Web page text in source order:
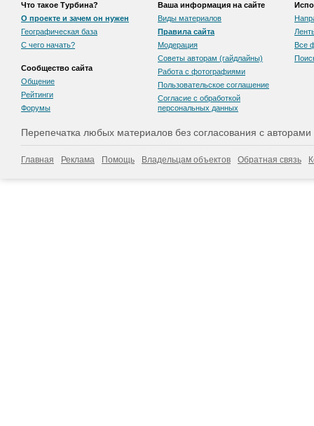
Что такое Турбина?
О проекте и зачем он нужен
Географическая база
С чего начать?
Сообщество сайта
Общение
Рейтинги
Форумы
Ваша информация на сайте
Виды материалов
Правила сайта
Модерация
Советы авторам (гайдлайны)
Работа с фотографиями
Пользовательскоe соглашение
Согласие с обработкой
персональных данных
Все
Перепечатка любых материалов без согласования с
Главная Реклама Помощь Владельцам объектов Обратная связь